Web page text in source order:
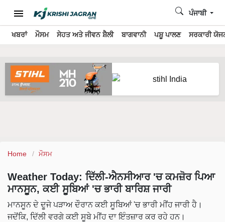
ਖਬਰਾਂ ਮੌਸਮ ਸੇਹਤ ਅਤੇ ਜੀਵਨ ਸ਼ੈਲੀ ਬਾਗਵਾਨੀ ਪਸ਼ੂ ਪਾਲਣ ਸਰਕਾਰੀ
ਪੰਜਾਬੀ
Home ਮੌਸਮ
Weather Today: ਦਿੱਲੀ-ਐਨਸੀਆਰ 'ਚ ਕਮਜ਼ੋਰ ਪਿਆ
ਮਾਨਸੂਨ, ਕਈ ਸੂਬਿਆਂ 'ਚ ਭਾਰੀ ਬਾਰਿਸ਼ ਜਾਰੀ
ਮਾਨਸੂਨ ਦੇ ਦੂਜੇ ਪੜਾਅ ਦੌਰਾਨ ਕਈ ਸੂਬਿਆਂ 'ਚ ਭਾਰੀ ਮੀਂਹ ਜਾਰੀ ਹੈ।
ਜਦੋਂਕਿ, ਦਿੱਲੀ ਵਰਗੇ ਕਈ ਸੂਬੇ ਮੀਂਹ ਦਾ ਇੰਤਜ਼ਾਰ ਕਰ ਰਹੇ ਹਨ।